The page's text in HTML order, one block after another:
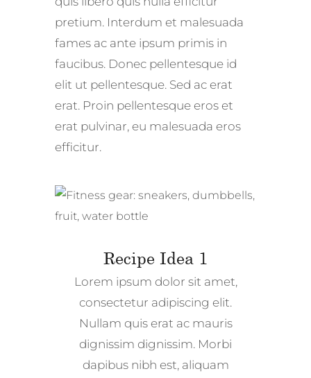
pretium. Interdum et malesuada
fames ac ante ipsum primis in
faucibus. Donec pellentesque id
elit ut pellentesque. Sed ac erat
erat. Proin pellentesque eros et
erat pulvinar, eu malesuada eros
efficitur.
Recipe Idea 1
Lorem ipsum dolor sit amet,
consectetur adipiscing elit.
Nullam quis erat ac mauris
dignissim dignissim. Morbi
dapibus nibh est, aliquam